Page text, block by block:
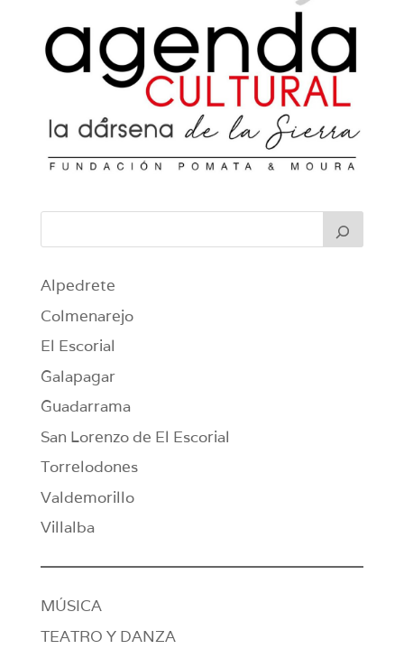
Alpedrete
Colmenarejo
El Escorial
Galapagar
Guadarrama
San Lorenzo de El Escorial
Torrelodones
Valdemorillo
Villalba
MÚSICA
TEATRO Y DANZA